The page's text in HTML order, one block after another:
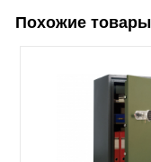
Похожие